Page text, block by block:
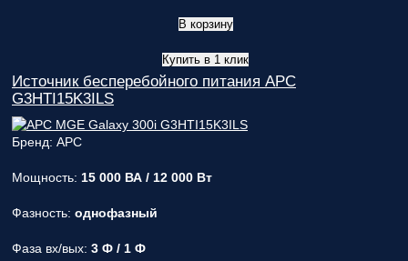
В корзину
Купить в 1 клик
Источник бесперебойного питания APC
G3HTI15K3ILS
Бренд: APC
Мощность: 15 000 ВА / 12 000 Вт
Фазность: однофазный
Фаза вх/вых: 3 Ф / 1 Ф